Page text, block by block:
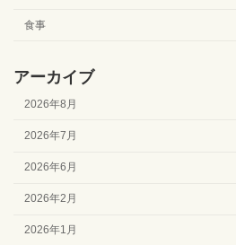
食事
アーカイブ
2026年8月
2026年7月
2026年6月
2026年2月
2026年1月